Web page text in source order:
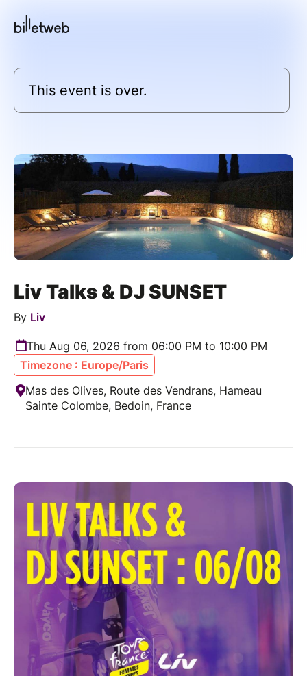
This event is over.
Liv Talks & DJ SUNSET
By Liv
Thu Aug 06, 2026 from 06:00 PM to 10:00 PM
Timezone : Europe/Paris
Mas des Olives, Route des Vendrans, Hameau
Sainte Colombe, Bedoin, France